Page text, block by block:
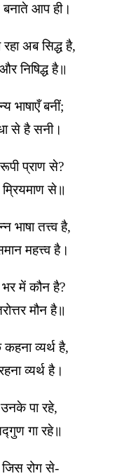
बनाते आप ही।
रहा अब सिद्ध है,
निषिद्ध है॥
भाषाएँ बनीं;
से है सनी।
रूपी प्राण से?
से॥
भाषा तत्त्व है,
महत्त्व है।
में कौन है?
मौन है॥
व्यर्थ है,
व्यर्थ है।
पा रहे,
गा रहे॥
जिस रोग से-